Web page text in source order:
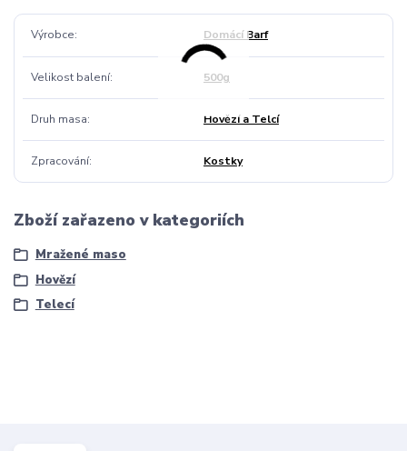
Výrobce Domácí Barf
Velikost balení 500g
Druh masa Hovězí a Telcí
Zpracování Kostky
Zboží zařazeno v kategoriích
Mražené maso
Hovězí
Telecí